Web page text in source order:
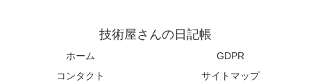
技術屋さんの日記帳
ホーム
GDPR
コンタクト
サイトマップ